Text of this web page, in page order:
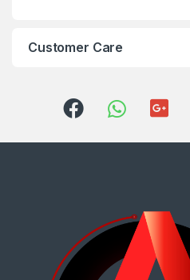
Customer Care